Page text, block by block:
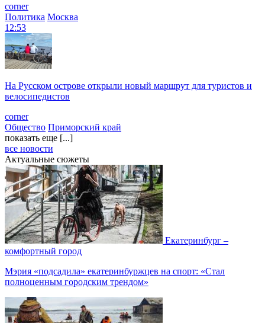
corner
Политика Москва
12:53
На Русском острове открыли новый маршрут для туристов и
велосипедистов
corner
Общество Приморский край
показать еще [...]
все новости
Актуальные сюжеты
Екатеринбург –
комфортный город
Мэрия «подсадила» екатеринбуржцев на спорт: «Стал
полноценным городским трендом»